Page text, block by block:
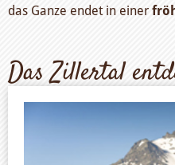
das Ganze endet in einer
Das Zillertal